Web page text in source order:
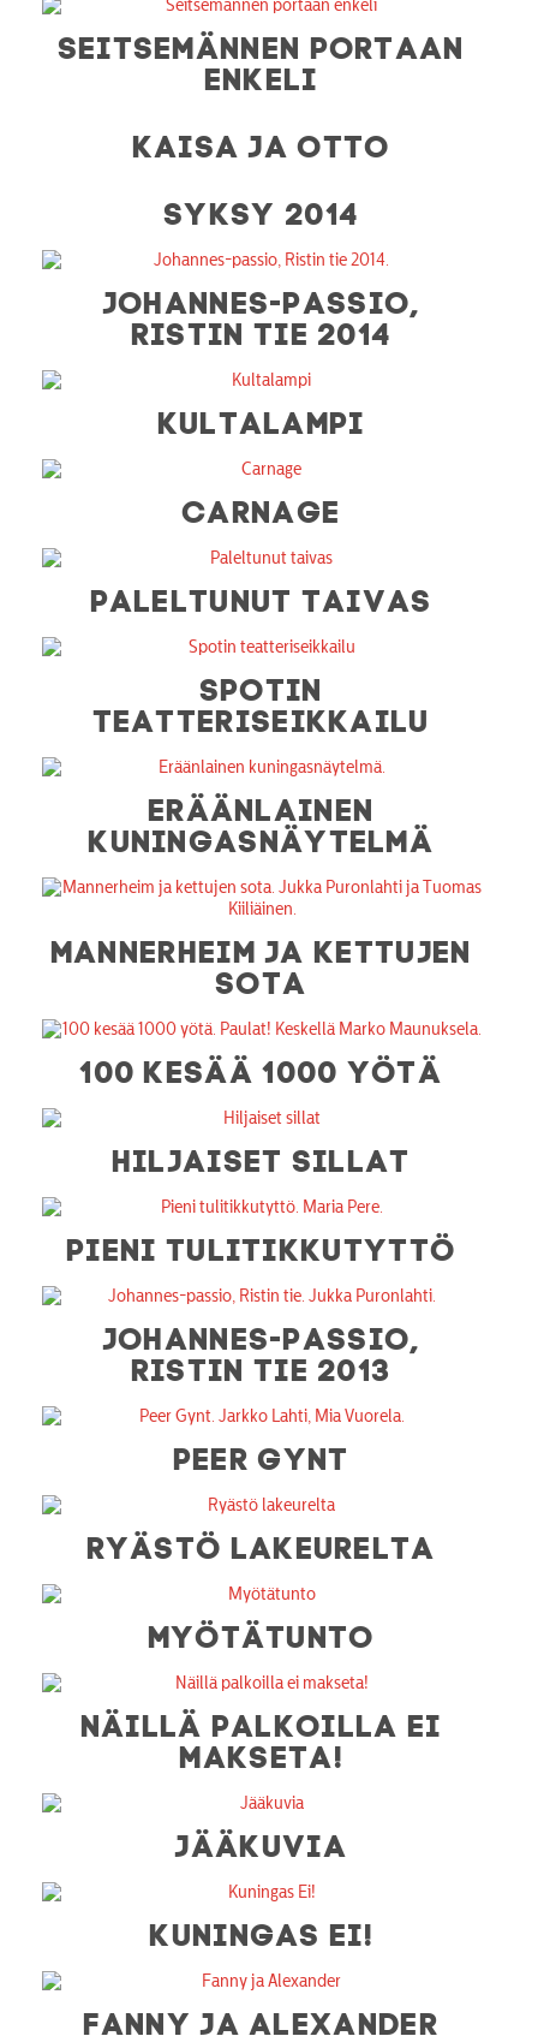
SEITSEMÄNNEN PORTAAN
ENKELI
KAISA JA OTTO
SYKSY 2014
JOHANNES-PASSIO,
RISTIN TIE 2014
KULTALAMPI
CARNAGE
PALELTUNUT TAIVAS
SPOTIN
TEATTERISEIKKAILU
ERÄÄNLAINEN
KUNINGASNÄYTELMÄ
MANNERHEIM JA KETTUJEN
SOTA
100 KESÄÄ 1000 YÖTÄ
HILJAISET SILLAT
PIENI TULITIKKUTYTTÖ
JOHANNES-PASSIO,
RISTIN TIE 2013
PEER GYNT
RYÄSTÖ LAKEURELTA
MYÖTÄTUNTO
NÄILLÄ PALKOILLA EI
MAKSETA!
JÄÄKUVIA
KUNINGAS EI!
FANNY JA ALEXANDER